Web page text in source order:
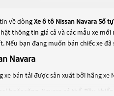
về dòngXe ô tô Nissan Navara Số
thông tin giá cả và các mẫu xe
Nếu bạn đang muốn bán chiếc xe
Navara
xe bán tải được sản xuất bởi hãng
hoặc xăng, Navara có thể điều